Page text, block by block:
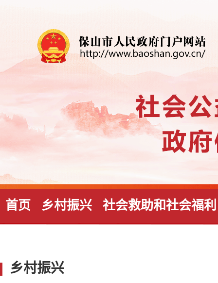
首页 乡村振兴 社会救助和社会福利
乡村振兴